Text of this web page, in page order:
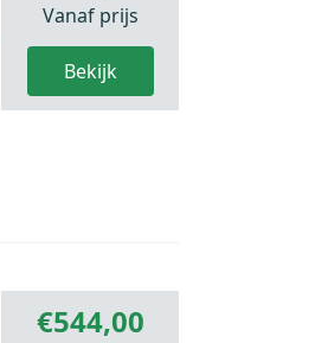
Vanaf prijs
Bekijk
€544,00